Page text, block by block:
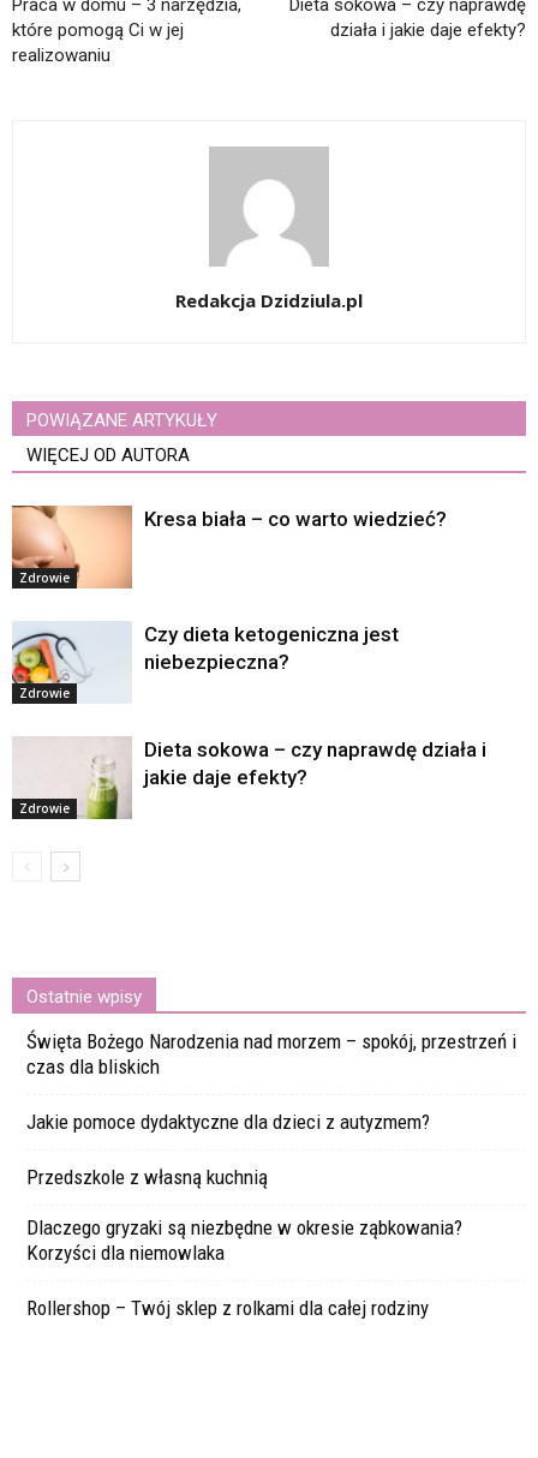
Praca w domu – 3 narzędzia,
które pomogą Ci w jej
realizowaniu
Dieta sokowa – czy naprawdę
działa i jakie daje efekty?
Redakcja Dzidziula.pl
POWIĄZANE ARTYKUŁY
WIĘCEJ OD AUTORA
Zdrowie
Kresa biała – co warto wiedzieć?
Zdrowie
Czy dieta ketogeniczna jest
niebezpieczna?
Zdrowie
Dieta sokowa – czy naprawdę działa i
jakie daje efekty?
Ostatnie wpisy
Święta Bożego Narodzenia nad morzem – spokój, przestrzeń i
czas dla bliskich
Jakie pomoce dydaktyczne dla dzieci z autyzmem?
Przedszkole z własną kuchnią
Dlaczego gryzaki są niezbędne w okresie ząbkowania?
Korzyści dla niemowlaka
Rollershop – Twój sklep z rolkami dla całej rodziny